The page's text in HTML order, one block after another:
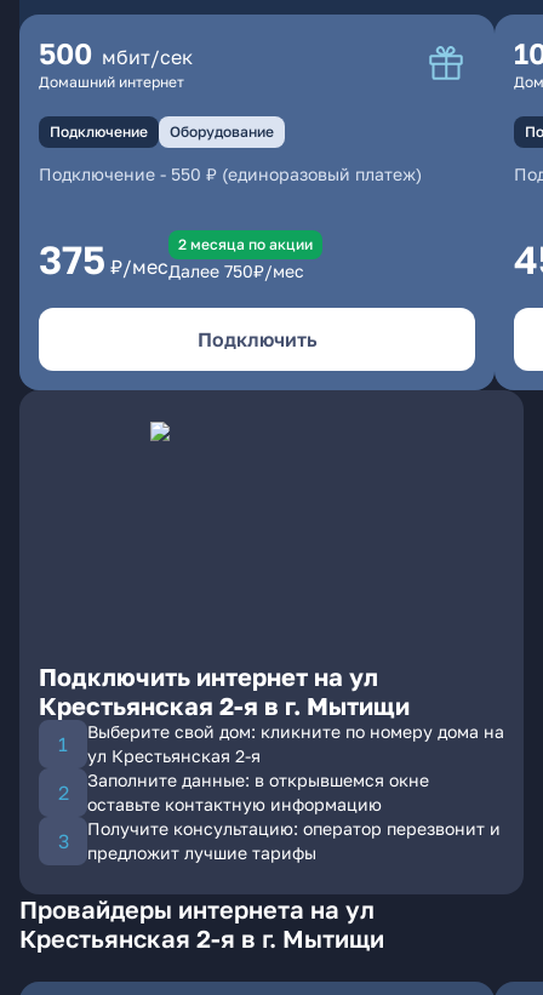
500 мбит/сек
Домашний интернет
Подключение Оборудование
Подключение - 550 ₽ (единоразовый платеж)
375 ₽/мес
2 месяцa по акции
Далее 750₽/мес
Подключить
Подключить интернет на ул
Крестьянская 2-я в г. Мытищи
Выберите свой дом: кликните по номеру дома на
ул Крестьянская 2-я
Заполните данные: в открывшемся окне
оставьте контактную информацию
Получите консультацию: оператор перезвонит и
предложит лучшие тарифы
Провайдеры интернета на ул
Крестьянская 2-я в г. Мытищи